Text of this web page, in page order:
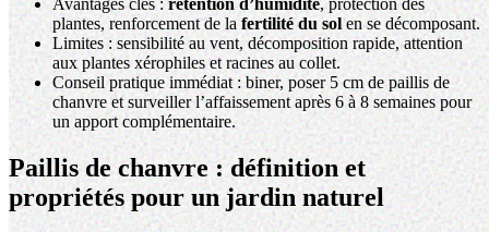
plantes, renforcement de la fertilité du solen se décomposant.
Limites : sensibilité au vent, décomposition rapide, attention
aux plantes xérophiles et racines au collet.
Conseil pratique immédiat : biner, poser 5 cm de paillis de
chanvre et surveiller l’affaissement après 6 à 8 semaines pour
un apport complémentaire.
Paillis de chanvre : définition et
propriétés pour un jardin naturel